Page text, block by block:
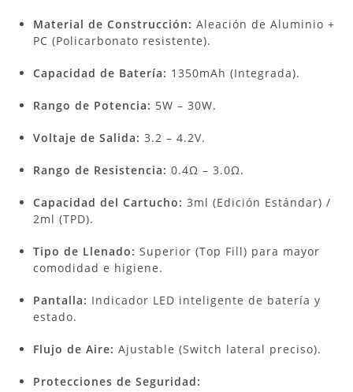
Material de Construcción: Aleación de Aluminio +
PC (Policarbonato resistente).
Capacidad de Batería: 1350mAh (Integrada).
Rango de Potencia: 5W – 30W.
Voltaje de Salida: 3.2 – 4.2V.
Rango de Resistencia: 0.4Ω – 3.0Ω.
Capacidad del Cartucho: 3ml (Edición Estándar) /
2ml (TPD).
Tipo de Llenado: Superior (Top Fill) para mayor
comodidad e higiene.
Pantalla: Indicador LED inteligente de batería y
estado.
Flujo de Aire: Ajustable (Switch lateral preciso).
Protecciones de Seguridad: